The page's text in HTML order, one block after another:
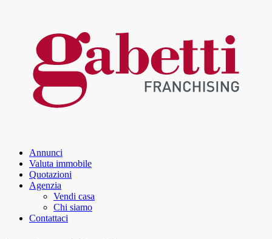
Annunci
Valuta immobile
Quotazioni
Agenzia
Vendi casa
Chi siamo
Contattaci